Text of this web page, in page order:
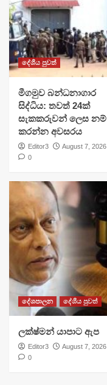
දේශීය පුවත්
මීගමුව බන්ධනාගාර
සිද්ධිය: තවත් 24ක්
සැකකරුවන් ලෙස නම්
කරන්න අවසරය
Editor3
August 7, 2026
0
දේශපාලන දේශීය පුවත්
ලක්ෂ්මන් යාපාට ඇප
Editor3
August 7, 2026
0